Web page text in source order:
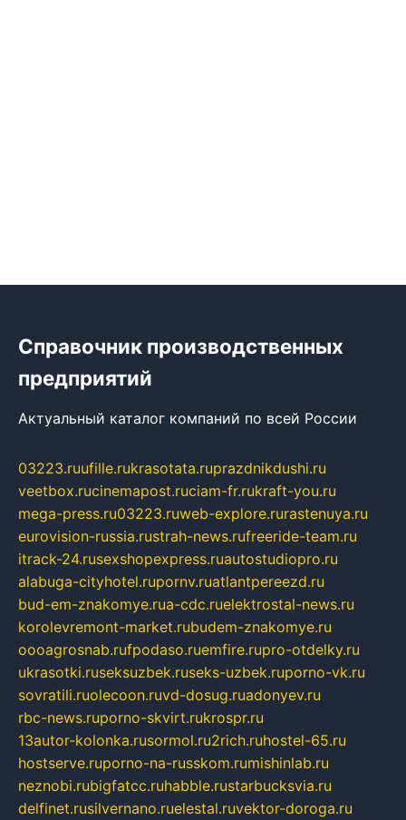
Справочник производственных
предприятий
Актуальный каталог компаний по всей России
03223.ruufille.rukrasotata.ruprazdnikdushi.ru
veetbox.rucinemapost.ruciam-fr.rukraft-you.ru
mega-press.ru03223.ruweb-explore.rurastenuya.ru
eurovision-russia.rustrah-news.rufreeride-team.ru
itrack-24.rusexshopexpress.ruautostudiopro.ru
alabuga-cityhotel.rupornv.ruatlantpereezd.ru
bud-em-znakomye.rua-cdc.ruelektrostal-news.ru
korolevremont-market.rubudem-znakomye.ru
oooagrosnab.rufpodaso.ruemfire.rupro-otdelky.ru
ukrasotki.ruseksuzbek.ruseks-uzbek.ruporno-vk.ru
sovratili.ruolecoon.ruvd-dosug.ruadonyev.ru
rbc-news.ruporno-skvirt.rukrospr.ru
13autor-kolonka.rusormol.ru2rich.ruhostel-65.ru
hostserve.ruporno-na-russkom.rumishinlab.ru
neznobi.rubigfatcc.ruhabble.rustarbucksvia.ru
delfinet.rusilvernano.ruelestal.ruvektor-doroga.ru